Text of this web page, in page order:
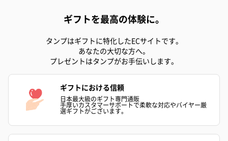
アールグレイ（HAPPY
BIRTHDAY TO YOU）
（660円）
アールグレイティー
（660円）
フルーツティ
ギフトを最高の体験に。
タンプはギフトに特化したECサイトです。
あなたの大切な方へ。
プレゼントはタンプがお手伝いします。
ギフトにおける信頼
日本最大級のギフト専門通販
手厚いカスタマーサポートで柔軟な対応やバイヤー厳
選ギフトがございます。